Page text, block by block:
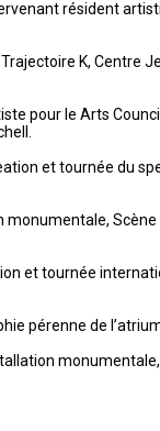
résident
K, Centre
pour le Arts
et tournée du
monumentale,
et tournée
pérenne de
monumentale,